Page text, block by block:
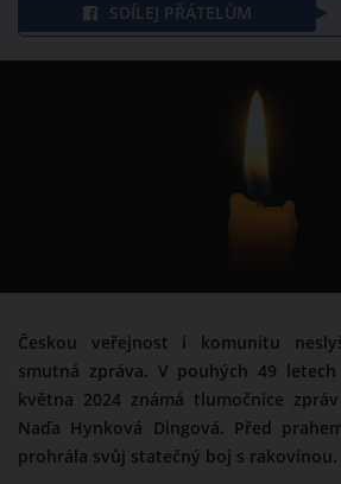
SDÍLEJ PŘÁTELŮM
Českou veřejnost i komunitu
smutná zpráva. V pouhých 49
května 2024 známá tlumočnice
Naďa Hynková Dingová. Před
prohrála svůj statečný boj s rakovinou.